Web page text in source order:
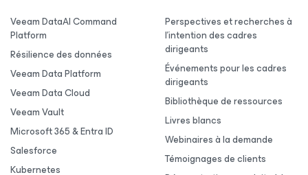
Veeam DataAI Command
Platform
Résilience des données
Veeam Data Platform
Veeam Data Cloud
Veeam Vault
Microsoft 365 & Entra ID
Salesforce
Kubernetes
Perspectives et recherches à
l’intention des cadres
dirigeants
Événements pour les cadres
dirigeants
Bibliothèque de ressources
Livres blancs
Webinaires à la demande
Témoignages de clients